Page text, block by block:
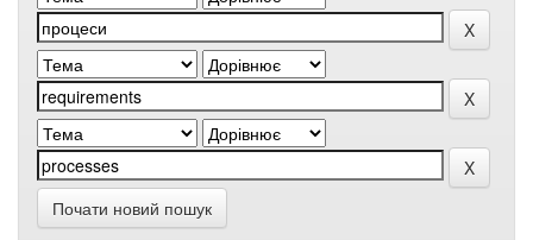
Почати новий пошук